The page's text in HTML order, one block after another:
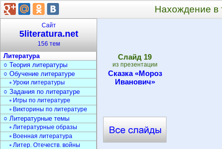
Нахождение в
Cлайд 19
из презентации
Сказка «Мороз
Иванович»
Сайт
5literatura.net
156 тем
Литература
○ Теория литературы
○ Обучение литературе
▫ Уроки литературы
○ Задания по литературе
▫ Игры по литературе
▫ Викторины по литературе
○ Литературные темы
▫ Литературные образы
▫ Военная литература
▫ Литер. Отечеств. войны